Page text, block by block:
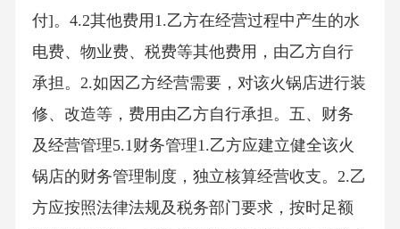
付]。4.2其他费用1.乙方在经营过程中产生的水
电费、物业费、税费等其他费用，由乙方自行
承担。2.如因乙方经营需要，对该火锅店进行装
修、改造等，费用由乙方自行承担。五、财务
及经营管理5.1财务管理1.乙方应建立健全该火
锅店的财务管理制度，独立核算经营收支。2.乙
方应按照法律法规及税务部门要求，按时足额